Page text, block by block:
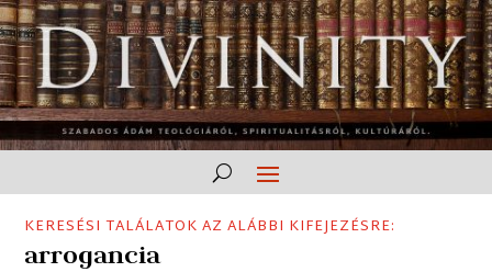
KERESÉSI TALÁLATOK AZ ALÁBBI KIFEJEZÉSRE:
arrogancia